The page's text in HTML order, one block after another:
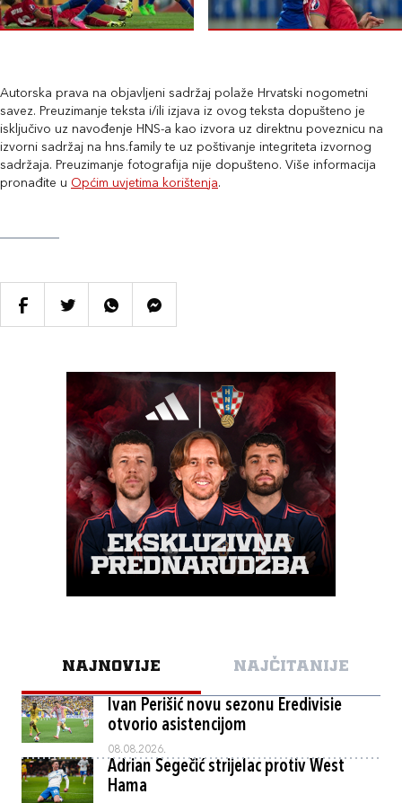
Autorska prava na objavljeni sadržaj polaže Hrvatski nogometni
savez. Preuzimanje teksta i/ili izjava iz ovog teksta dopušteno je
isključivo uz navođenje HNS-a kao izvora uz direktnu poveznicu na
izvorni sadržaj na hns.family te uz poštivanje integriteta izvornog
sadržaja. Preuzimanje fotografija nije dopušteno. Više informacija
pronađite u Općim uvjetima korištenja.
NAJNOVIJE NAJČITANIJE
Ivan Perišić novu sezonu Eredivisie
otvorio asistencijom
08.08.2026.
Adrian Segečić strijelac protiv West
Hama